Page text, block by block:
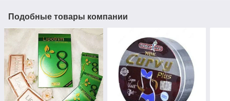
Подобные товары компании